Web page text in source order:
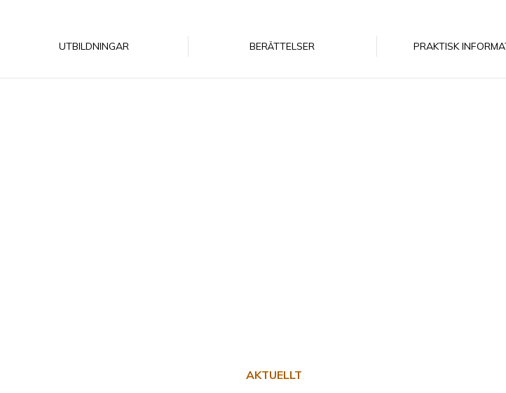
UTBILDNINGAR BERÄTTELSER PRAKTISK
AKTUELLT